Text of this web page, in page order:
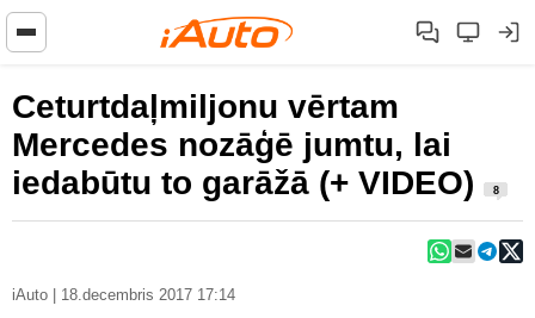
Ceturtdaļmiljonu vērtam
Mercedes nozāģē jumtu, lai
iedabūtu to garāžā (+ VIDEO)
8
iAuto | 18.decembris 2017 17:14